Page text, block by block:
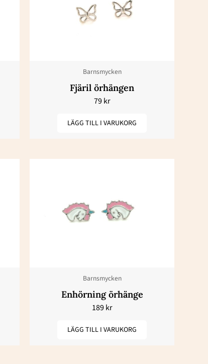
Barnsmycken
Fjäril örhängen
79kr
LÄGG TILL I VARUKORG
Barnsmycken
Enhörning örhänge
189kr
LÄGG TILL I VARUKORG